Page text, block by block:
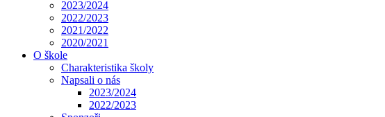
2023/2024
2022/2023
2021/2022
2020/2021
O škole
Charakteristika školy
Napsali o nás
2023/2024
2022/2023